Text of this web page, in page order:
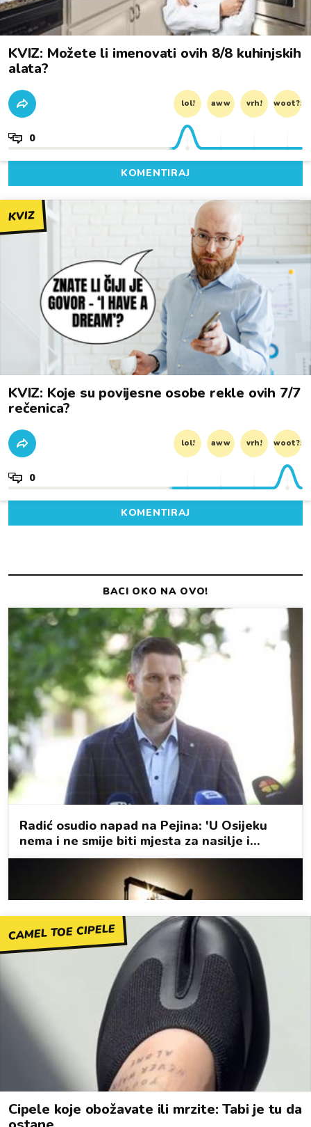
KVIZ: Možete li imenovati ovih 8/8 kuhinjskih
alata?
lol! aww vrh! woot?!
0
KOMENTIRAJ
KVIZ
KVIZ: Koje su povijesne osobe rekle ovih 7/7
rečenica?
lol! aww vrh! woot?!
0
KOMENTIRAJ
CAMEL TOE CIPELE
Cipele koje obožavate ili mrzite: Tabi je tu da